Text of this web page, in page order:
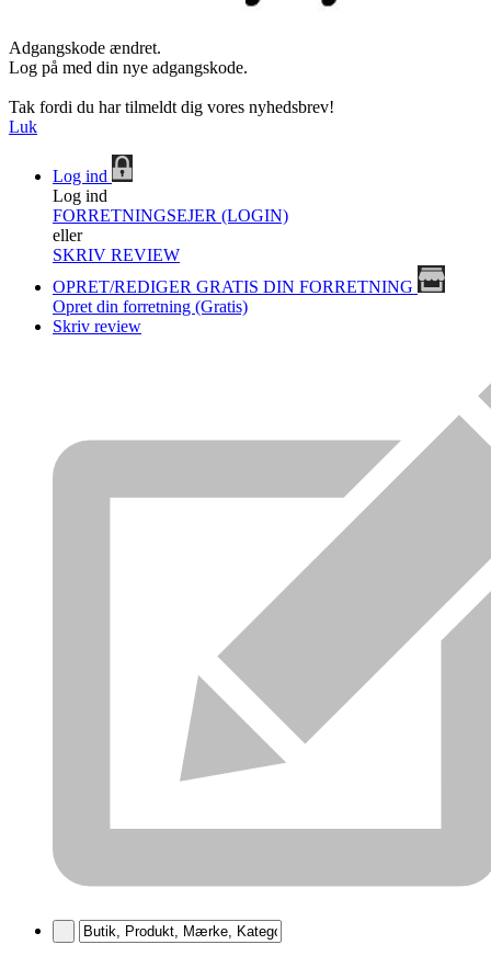
Adgangskode ændret.
Log på med din nye adgangskode.
Tak fordi du har tilmeldt dig vores nyhedsbrev!
Luk
Log ind
Log ind
FORRETNINGSEJER (LOGIN)
eller
SKRIV REVIEW
OPRET/REDIGER GRATIS DIN FORRETNING
Opret din forretning (Gratis)
Skriv review